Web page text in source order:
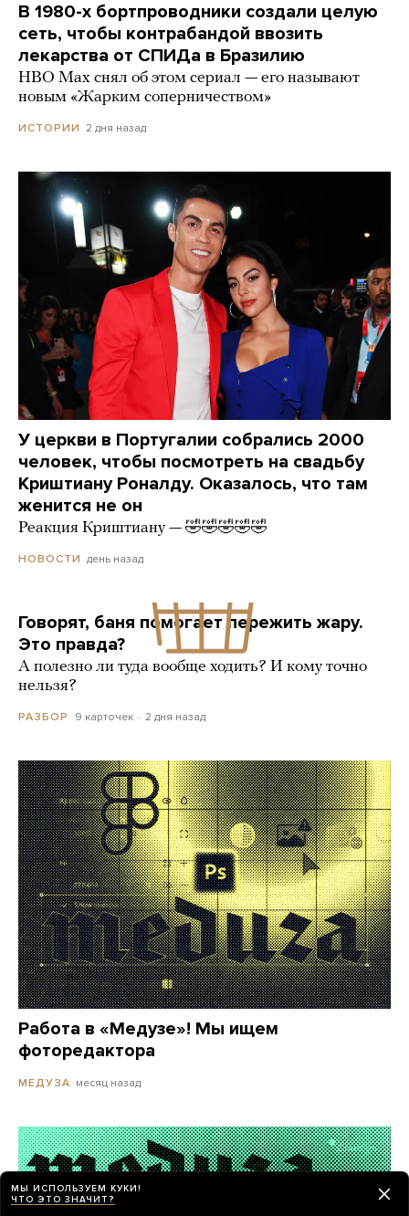
В 1980-х бортпроводники создали целую
сеть, чтобы контрабандой ввозить
лекарства от СПИДа в Бразилию
HBO Max снял об этом сериал — его называют
новым «Жарким соперничеством»
ИСТОРИИ 2 дня назад
У церкви в Португалии собрались 2000
человек, чтобы посмотреть на свадьбу
Криштиану Роналду. Оказалось, что там
женится не он
Реакция Криштиану — 🤣🤣🤣🤣🤣
НОВОСТИ день назад
Говорят, баня помогает пережить жару.
Это правда?
А полезно ли туда вообще ходить? И кому точно
нельзя?
РАЗБОР 9 карточек 2 дня назад
Работа в «Медузе»! Мы ищем
фоторедактора
МЕДУЗА месяц назад
МЫ ИСПОЛЬЗУЕМ КУКИ!
ЧТО ЭТО ЗНАЧИТ?